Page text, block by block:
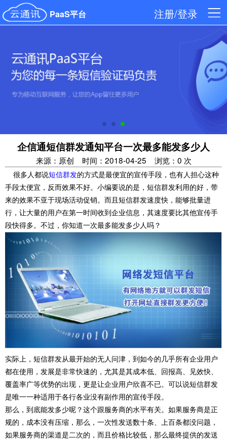
PaaS平台 注册/登录
企信通短信群发通知平台一次最多能发多少人
来源：原创 时间：2018-04-25 浏览：0 次
很多人都说短信群发的方式是最便宜的宣传手段，也有人担心这种
手段太便宜，反而效果不好。小编要说的是，短信群发利用的好，带
来的效果不亚于现场活动促销。而且短信群发速度快，能够批量进
行，让大量的用户在第一时间收到企业信息，其速度要比其他宣传手
段快得多。不过，你知道一次最多能发多少人吗？
实际上，短信群发从最开始的无人问津，到如今的几乎所有企业用户
都在使用，发展是非常快速的，尤其是其成本低、回报高、见效快、
覆盖率广等优势的出现，更是让企业用户欣喜不已。可以说短信群发
是唯一一种适用于各行各业没有副作用的宣传手段。
那么，到底能发多少呢？这个跟服务商的水平有关。如果服务商是正
规的，成本没有压缩，那么，一次性发送数十条、上百条都没问题，
如果服务商的渠道是二次的，而且价格比较低，那么最终提供的发送